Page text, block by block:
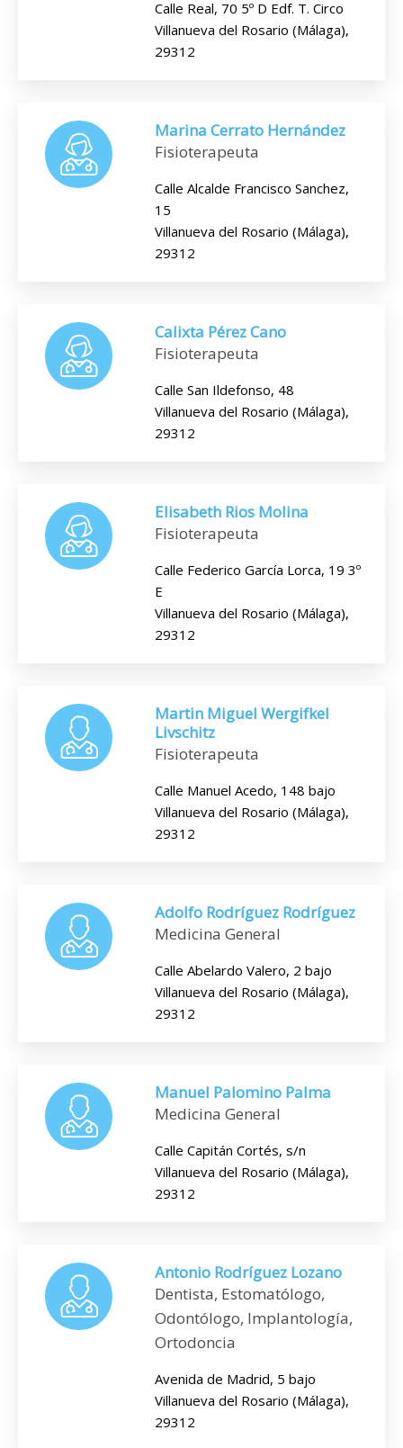
Calle Real, 70 5º D Edf. T. Circo
Villanueva del Rosario (Málaga),
29312
Marina Cerrato Hernández
Fisioterapeuta
Calle Alcalde Francisco Sanchez,
15
Villanueva del Rosario (Málaga),
29312
Calixta Pérez Cano
Fisioterapeuta
Calle San Ildefonso, 48
Villanueva del Rosario (Málaga),
29312
Elisabeth Rios Molina
Fisioterapeuta
Calle Federico García Lorca, 19 3º
E
Villanueva del Rosario (Málaga),
29312
Martin Miguel Wergifkel
Livschitz
Fisioterapeuta
Calle Manuel Acedo, 148 bajo
Villanueva del Rosario (Málaga),
29312
Adolfo Rodríguez Rodríguez
Medicina General
Calle Abelardo Valero, 2 bajo
Villanueva del Rosario (Málaga),
29312
Manuel Palomino Palma
Medicina General
Calle Capitán Cortés, s/n
Villanueva del Rosario (Málaga),
29312
Antonio Rodríguez Lozano
Dentista, Estomatólogo,
Odontólogo, Implantología,
Ortodoncia
Avenida de Madrid, 5 bajo
Villanueva del Rosario (Málaga),
29312